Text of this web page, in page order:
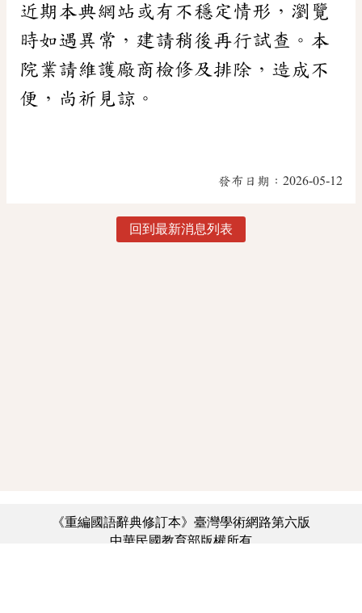
近期本典網站或有不穩定情形，瀏覽
時如遇異常，建請稍後再行試查。本
院業請維護廠商檢修及排除，造成不
便，尚祈見諒。
發布日期： 2026-05-12
回到最新消息列表
《重編國語辭典修訂本》臺灣學術網路第六版
中華民國教育部版權所有